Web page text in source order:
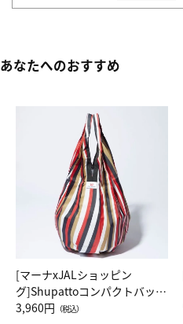
あなたへのおすすめ
[マーナxJALショッピン
グ]Shupattoコンパクトバッグ
Drop JAL客室乗務員（LC）ス
3,960円 （税込）